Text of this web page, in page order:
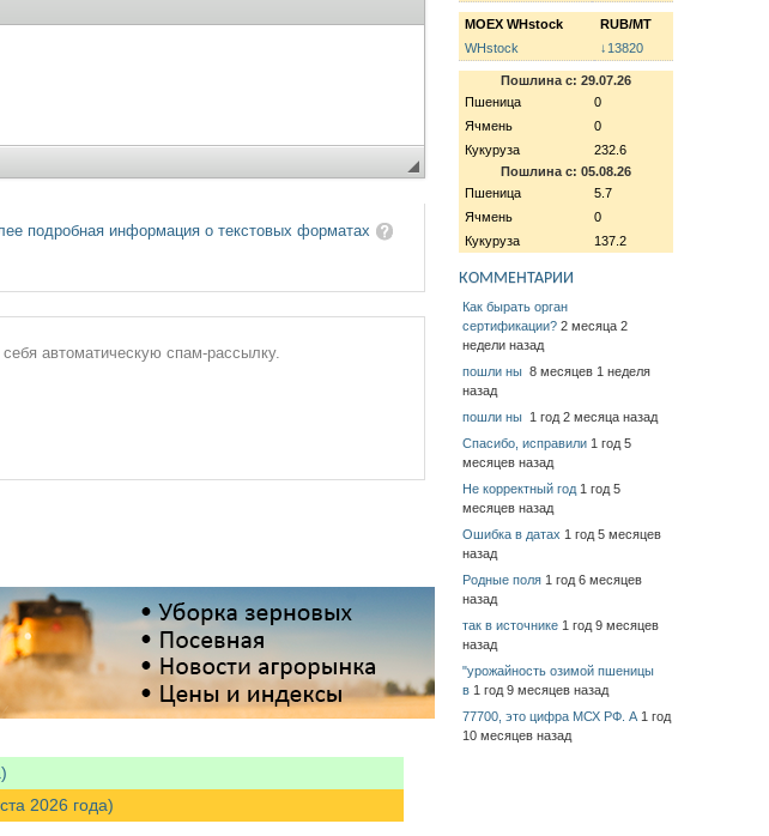
подробная информация о текстовых форматах
автоматическую спам-рассылку.
2026 года)
MOEX WHstock
RUB/MT
WHstock
↓13820
Пошлина с: 29.07.26
Пшеница
0
Ячмень
0
Кукуруза
232.6
Пошлина с: 05.08.26
Пшеница
5.7
Ячмень
0
Кукуруза
137.2
КОММЕНТАРИИ
Как бырать орган
сертификации? 2 месяца 2
недели назад
пошли ны 8 месяцев 1 неделя
назад
пошли ны 1 год 2 месяца назад
Спасибо, исправили 1 год 5
месяцев назад
Не корректный год 1 год 5
месяцев назад
Ошибка в датах 1 год 5 месяцев
назад
Родные поля 1 год 6 месяцев
назад
так в источнике 1 год 9 месяцев
назад
"урожайность озимой пшеницы
в 1 год 9 месяцев назад
77700, это цифра МСХ РФ. А 1 год
10 месяцев назад